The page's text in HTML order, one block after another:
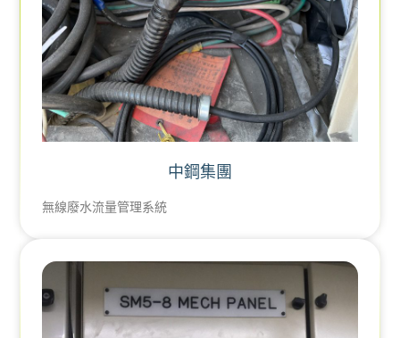
中鋼集團
無線廢水流量管理系統